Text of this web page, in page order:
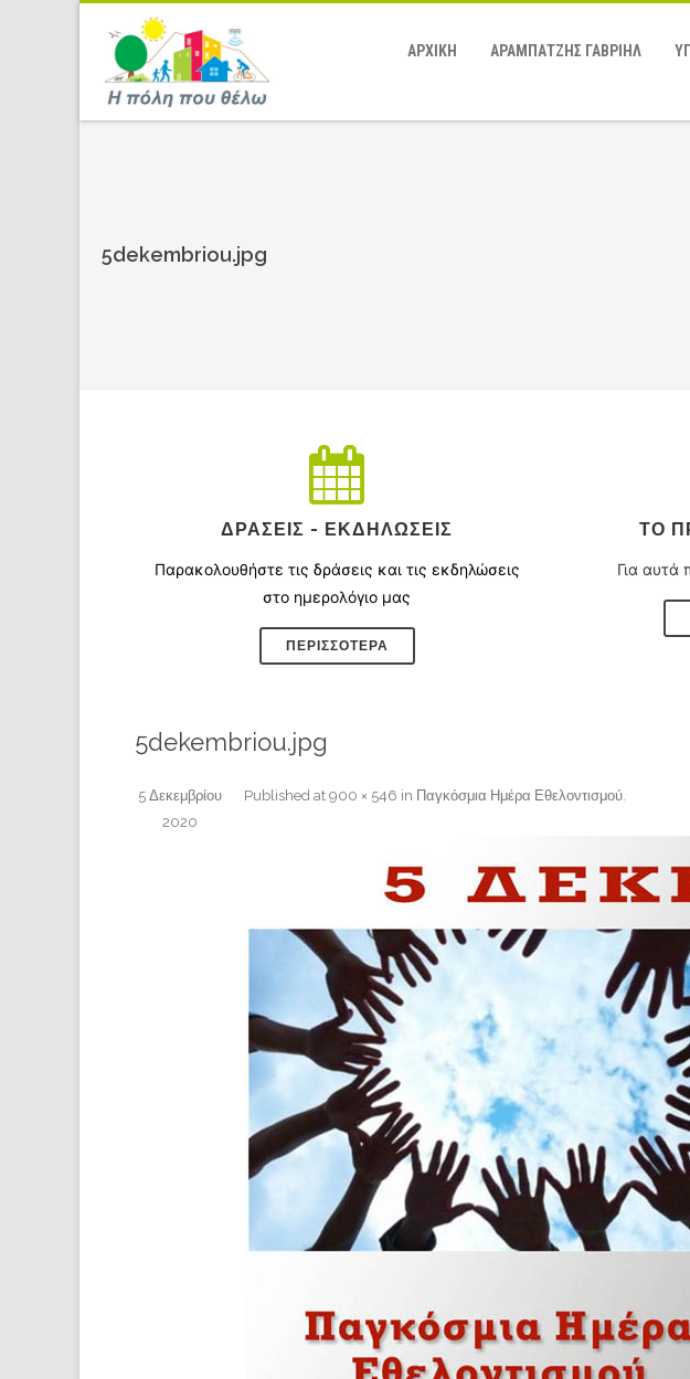
ΑΡΧΙΚΗ ΑΡΑΜΠΑΤΖΗΣ ΓΑΒΡΙΗΛ
5dekembriou.jpg
ΔΡΆΣΕΙΣ - ΕΚΔΗΛΏΣΕΙΣ
Παρακολουθήστε τις δράσεις και τις εκδηλώσεις
στο ημερολόγιο μας
ΠΕΡΙΣΣΌΤΕΡΑ
ΤΟ
Για αυτά
5dekembriou.jpg
Published
5 Δεκεμβρίου
2020
at 900 × 546 in Παγκόσμια Ημέρα Εθελοντισμού